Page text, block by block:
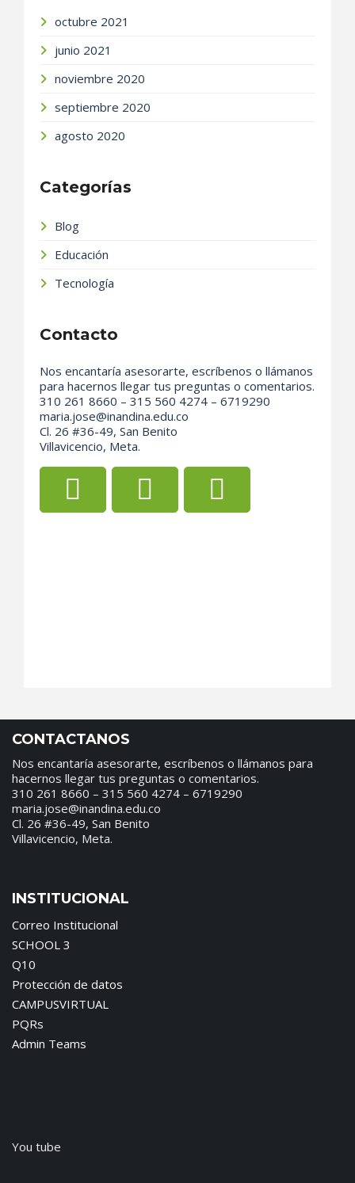
octubre 2021
junio 2021
noviembre 2020
septiembre 2020
agosto 2020
Categorías
Blog
Educación
Tecnología
Contacto
Nos encantaría asesorarte, escríbenos o llámanos
para hacernos llegar tus preguntas o comentarios.
310 261 8660 – 315 560 4274 – 6719290
maria.jose@inandina.edu.co
Cl. 26 #36-49, San Benito
Villavicencio, Meta.
CONTACTANOS
Nos encantaría asesorarte, escríbenos o llámanos para
hacernos llegar tus preguntas o comentarios.
310 261 8660 – 315 560 4274 – 6719290
maria.jose@inandina.edu.co
Cl. 26 #36-49, San Benito
Villavicencio, Meta.
INSTITUCIONAL
Correo Institucional
SCHOOL 3
Q10
Protección de datos
CAMPUSVIRTUAL
PQRs
Admin Teams
You tube